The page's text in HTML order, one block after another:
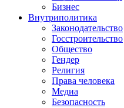
Бизнес
Внутриполитика
Законодательство
Госстроительство
Общество
Гендер
Религия
Права человека
Медиа
Безопасность